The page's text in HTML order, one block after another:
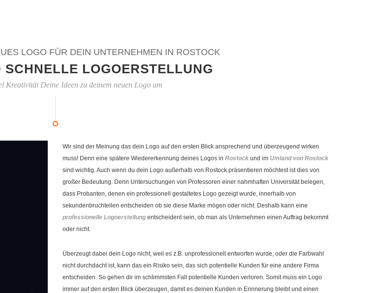
LOGO FÜR DEIN UNTERNEHMEN IN ROSTOCK
SCHNELLE LOGOERSTELLUNG
Kreativität Deine Ideen zu deinem neuen Logo um
Wir sind der Meinung das dein Logo auf den ersten Blick ansprechend und überzeugend wirken
muss! Denn eine spätere Wiedererkennung deines Logos in Rostock und im Umland von Rostock
sind wichtig. Auch wenn du dein Logo außerhalb von Rostock präsentieren möchtest ist dies von
großer Bedeutung. Denn Untersuchungen von Professoren einer nahmhaften Universität belegen,
dass Probanten, denen ein professionell gestaltetes Logo gezeigt wurde, innerhalb von
sekundenbruchteilen entscheiden ob sie diese Marke mögen oder nicht. Deshalb kann eine
professionelle Logoerstellung entscheident sein, ob man als Unternehmen einen Auftrag bekommt
oder nicht.
Überzeugt dabei dein Logo nicht, weil es z.B. unprofessionell entworfen wurde, oder die Farbwahl
nicht durchdacht ist, kann das ein Risiko sein, das sich potentielle Kunden für eine andere Firma
entscheiden. So gehen dir im schlimmsten Fall potentielle Kunden verloren. Somit muss ein Logo
immer auf den ersten Blick überzeugen, damit es deinen Kunden in Erinnerung bleibt und einen